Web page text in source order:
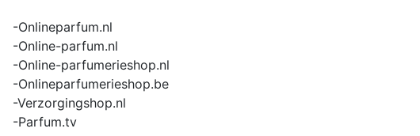
-Onlineparfum.nl
-Online-parfum.nl
-Online-parfumerieshop.nl
-Onlineparfumerieshop.be
-Verzorgingshop.nl
-Parfum.tv